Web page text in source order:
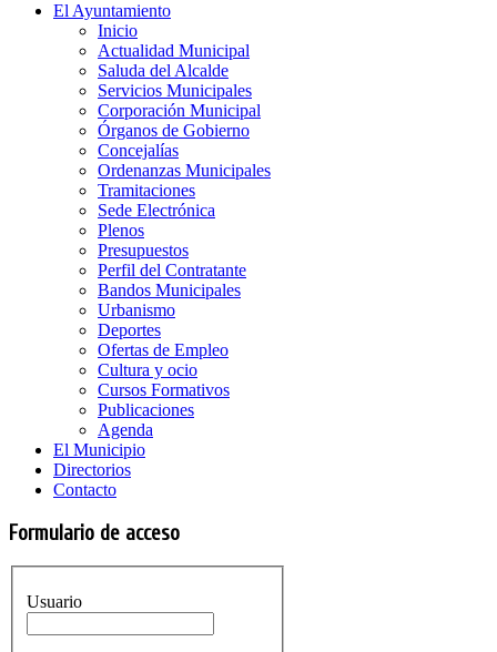
El Ayuntamiento
Inicio
Actualidad Municipal
Saluda del Alcalde
Servicios Municipales
Corporación Municipal
Órganos de Gobierno
Concejalías
Ordenanzas Municipales
Tramitaciones
Sede Electrónica
Plenos
Presupuestos
Perfil del Contratante
Bandos Municipales
Urbanismo
Deportes
Ofertas de Empleo
Cultura y ocio
Cursos Formativos
Publicaciones
Agenda
El Municipio
Directorios
Contacto
Formulario de acceso
Usuario